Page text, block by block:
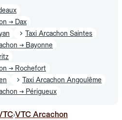
→ Dax
Taxi Arcachon Saintes
→ Bayonne
→ Rochefort
Taxi Arcachon Angoulême
→ Périgueux
›VTC Arcachon